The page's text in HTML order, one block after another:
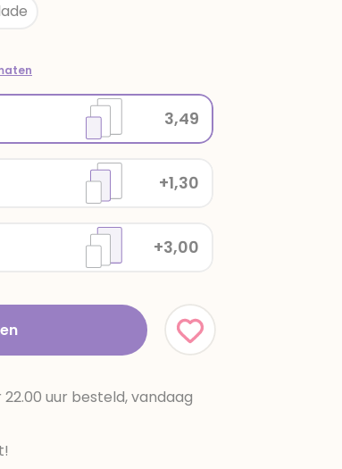
+3,00
+1,30
3,49
uur besteld, vandaag